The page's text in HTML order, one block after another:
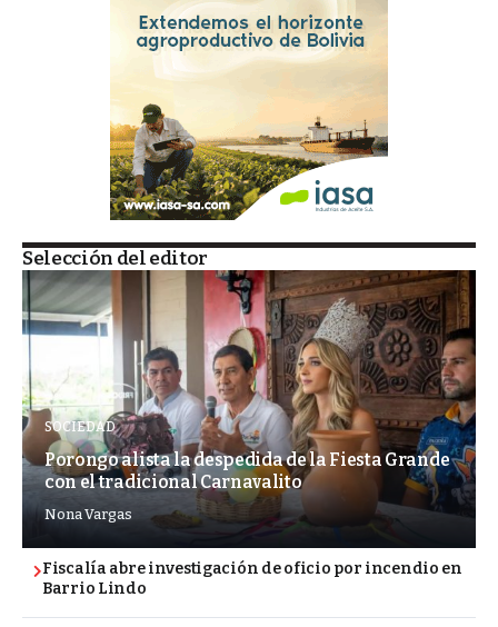
Selección del editor
SOCIEDAD
Porongo alista la despedida de la Fiesta Grande
con el tradicional Carnavalito
Nona Vargas
Fiscalía abre investigación de oficio por incendio en
Barrio Lindo